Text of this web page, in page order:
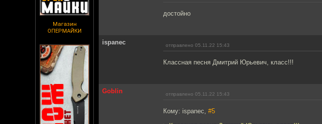
Магазин
ОПЕРМАЙКИ
достойно
ispanec отправлено 05.11.22 15:43
Классная песня Дмитрий Юрьевич, класс!!!
Goblin отправлено 05.11.22 15:43
Кому: ispanec, #5